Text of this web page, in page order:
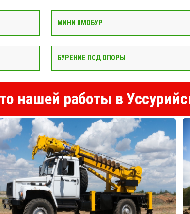
МИНИ ЯМОБУР
БУРЕНИЕ ПОД ОПОРЫ
нашей работы в